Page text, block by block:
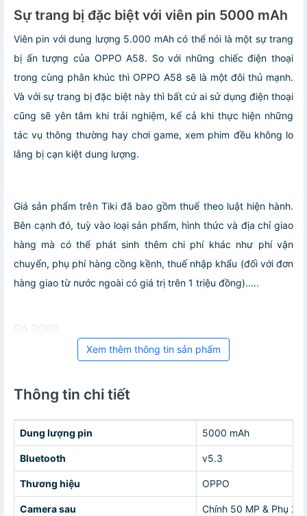
Sự trang bị đặc biệt với viên pin 5000 mAh
Viên pin với dung lượng 5.000 mAh có thể nói là một sự trang
bị ấn tượng của OPPO A58. So với những chiếc điện thoại
trong cùng phân khúc thì OPPO A58 sẽ là một đôi thủ mạnh.
Và với sự trang bị đặc biệt này thì bất cứ ai sử dụng điện thoại
cũng sẽ yên tâm khi trải nghiệm, kể cả khi thực hiện những
tác vụ thông thường hay chơi game, xem phim đều không lo
lắng bị cạn kiệt dung lượng.
Giá sản phẩm trên Tiki đã bao gồm thuế theo luật hiện hành.
Bên cạnh đó, tuỳ vào loại sản phẩm, hình thức và địa chỉ giao
hàng mà có thể phát sinh thêm chi phí khác như phí vận
chuyển, phụ phí hàng cồng kềnh, thuế nhập khẩu (đối với đơn
hàng giao từ nước ngoài có giá trị trên 1 triệu đồng).....
Giá DOBO
Xem thêm thông tin sản phẩm
Thông tin chi tiết
Dung lượng pin 5000 mAh
Bluetooth v5.3
Thương hiệu OPPO
Camera sau Chính 50 MP & Phụ 2